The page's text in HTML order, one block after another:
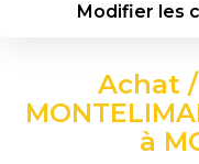
Modifier les
Type de bien
Type de bienAchat
à